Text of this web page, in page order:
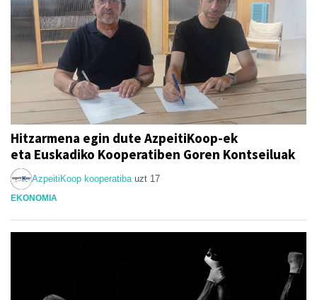
Hitzarmena egin dute AzpeitiKoop-ek
eta Euskadiko Kooperatiben Goren Kontseiluak
AzpeitiKoop kooperatiba uzt 17
EKONOMIA